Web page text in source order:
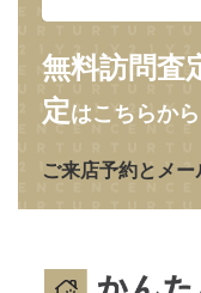
無料訪問査
定はこちらから
ご来店予約とメ